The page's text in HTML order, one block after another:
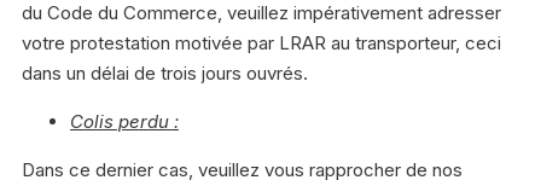
du Code du Commerce, veuillez impérativement adresser
votre protestation motivée par LRAR au transporteur, ceci
dans un délai de trois jours ouvrés.
Colis perdu :
Dans ce dernier cas, veuillez vous rapprocher de nos